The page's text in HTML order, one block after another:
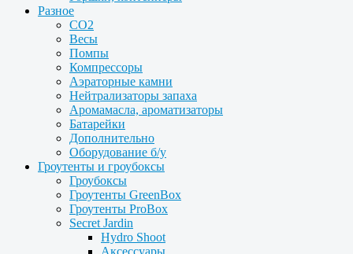
Разное
CO2
Весы
Помпы
Компрессоры
Аэраторные камни
Нейтрализаторы запаха
Аромамасла, ароматизаторы
Батарейки
Дополнительно
Оборудование б/у
Гроутенты и гроубоксы
Гроубоксы
Гроутенты GreenBox
Гроутенты ProBox
Secret Jardin
Hydro Shoot
Аксессуары